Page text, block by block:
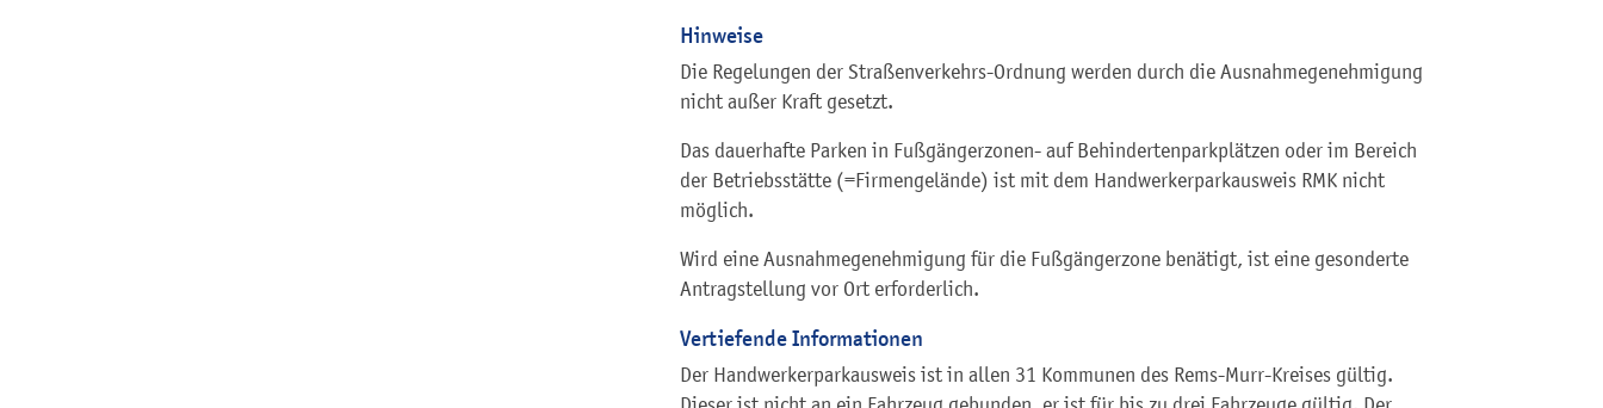
Hinweise
Die Regelungen der Straßenverkehrs-Ordnung werden durch die Ausnahmegenehmigung
nicht außer Kraft gesetzt.
Das dauerhafte Parken in Fußgängerzonen- auf Behindertenparkplätzen oder im Bereich
der Betriebsstätte (=Firmengelände) ist mit dem Handwerkerparkausweis RMK nicht
möglich.
Wird eine Ausnahmegenehmigung für die Fußgängerzone benätigt, ist eine gesonderte
Antragstellung vor Ort erforderlich.
Vertiefende Informationen
Der Handwerkerparkausweis ist in allen 31 Kommunen des Rems-Murr-Kreises gültig.